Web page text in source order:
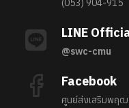
(053) 904-915
LINE
@swc-cmu
Facebook
ศูนย์ส่งเสริมพฤฒ